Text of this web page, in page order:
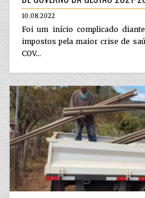
10.08.2022
Foi um início complicado
impostos pela maior crise de
COV...